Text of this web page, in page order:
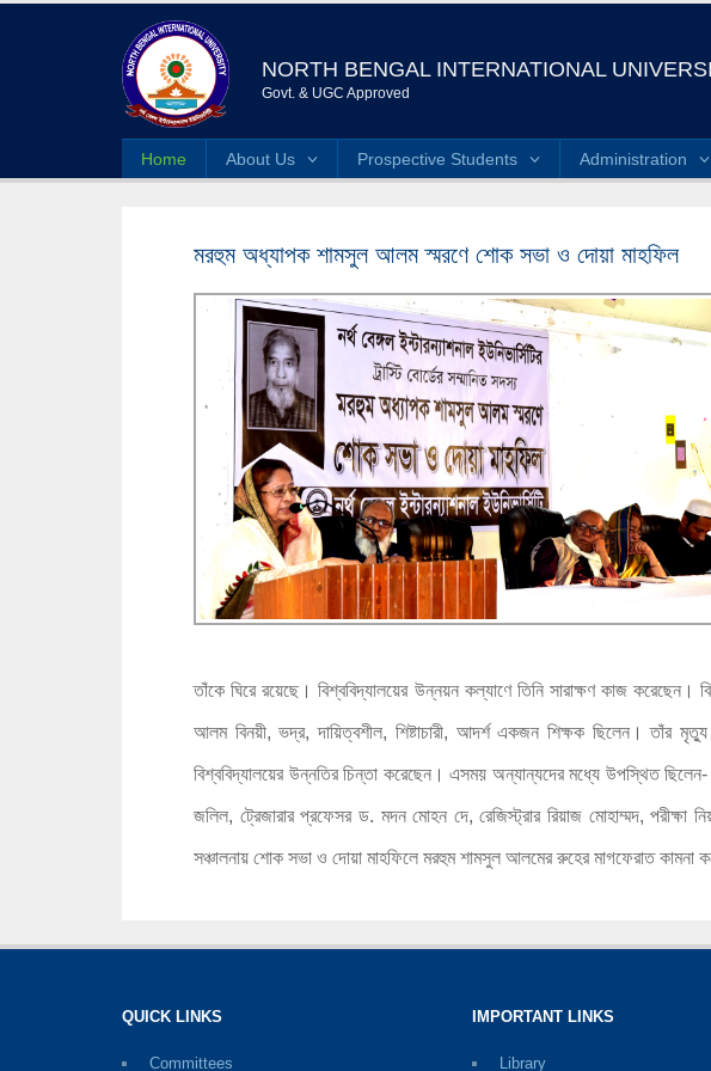
NORTH BENGAL INTERNATIONAL
Govt. & UGC Approved
Home About Us Prospective Students Administration
মরহুম অধ্যাপক শামসুল আলম স্মরণে শোক সভা ও দোয়া মাহফিল
তাঁকে ঘিরে রয়েছে। বিশ্ববিদ্যালয়ের উন্নয়ন কল্যাণে তিনি সারাক্ষণ কাজ
আলম বিনয়ী, ভদ্র, দায়িত্বশীল, শিষ্টাচারী, আদর্শ একজন শিক্ষক ছিলেন। তাঁর
বিশ্ববিদ্যালয়ের উন্নতির চিন্তা করেছেন। এসময় অন্যান্যদের মধ্যে উপস্থিত
জলিল, ট্রেজারার প্রফেসর ড. মদন মোহন দে, রেজিস্ট্রার রিয়াজ মোহাম্মদ, পরীক্ষা
সঞ্চালনায় শোক সভা ও দোয়া মাহফিলে মরহুম শামসুল আলমের রুহের মাগফেরাত কামনা
QUICK LINKS
Committees
IMPORTANT LINKS
Library